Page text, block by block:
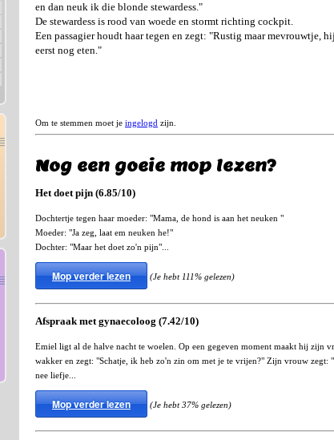
en dan neuk ik die blonde stewardess."
De stewardess is rood van woede en stormt richting cockpit.
Een passagier houdt haar tegen en zegt: "Rustig maar mevrouwtje,
eerst nog eten."
Om te stemmen moet je ingelogd zijn.
Nog een goeie mop lezen?
Het doet pijn (6.85/10)
Dochtertje tegen haar moeder: "Mama, de hond is aan het neuken "
Moeder: "Ja zeg, laat em neuken he!"
Dochter: "Maar het doet zo'n pijn"...
Mop verder lezen (Je hebt 111% gelezen)
Afspraak met gynaecoloog (7.42/10)
Emiel ligt al de halve nacht te woelen. Op een gegeven moment maakt hij zijn
wakker en zegt: "Schatje, ik heb zo'n zin om met je te vrijen?" Zijn vrouw zegt:
nee liefje...
Mop verder lezen (Je hebt 37% gelezen)